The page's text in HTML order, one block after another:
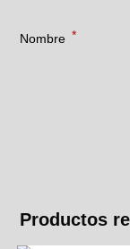
Nombre *
Productos